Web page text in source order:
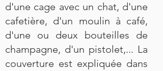
d'une cage avec un chat, d'une
cafetière, d'un moulin à café,
d'une ou deux bouteilles de
champagne, d'un pistolet,... La
couverture est expliquée dans